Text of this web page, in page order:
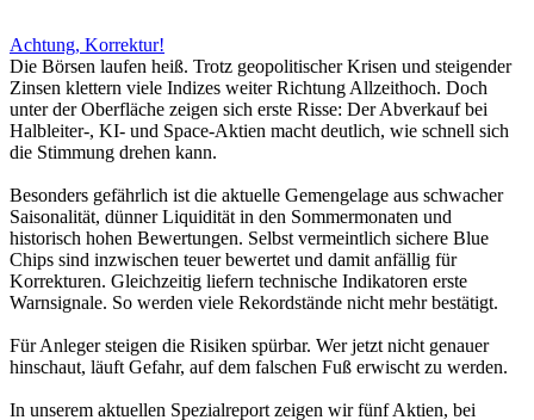
Achtung, Korrektur!
Die Börsen laufen heiß. Trotz geopolitischer Krisen und steigender
Zinsen klettern viele Indizes weiter Richtung Allzeithoch. Doch
unter der Oberfläche zeigen sich erste Risse: Der Abverkauf bei
Halbleiter-, KI- und Space-Aktien macht deutlich, wie schnell sich
die Stimmung drehen kann.
Besonders gefährlich ist die aktuelle Gemengelage aus schwacher
Saisonalität, dünner Liquidität in den Sommermonaten und
historisch hohen Bewertungen. Selbst vermeintlich sichere Blue
Chips sind inzwischen teuer bewertet und damit anfällig für
Korrekturen. Gleichzeitig liefern technische Indikatoren erste
Warnsignale. So werden viele Rekordstände nicht mehr bestätigt.
Für Anleger steigen die Risiken spürbar. Wer jetzt nicht genauer
hinschaut, läuft Gefahr, auf dem falschen Fuß erwischt zu werden.
In unserem aktuellen Spezialreport zeigen wir fünf Aktien, bei